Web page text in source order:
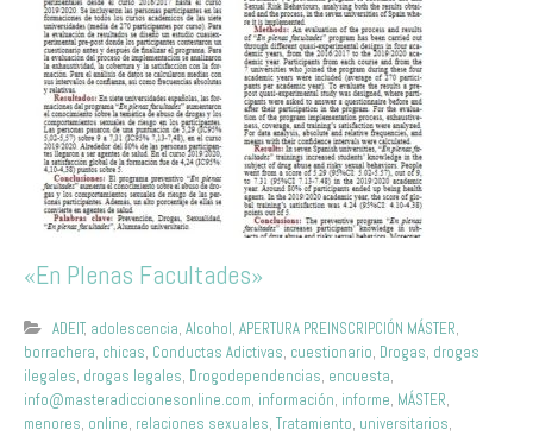
«En Plenas Facultades»
ADEIT, adolescencia, Alcohol, APERTURA PREINSCRIPCIÓN MÁSTER,
borrachera, chicas, Conductas Adictivas, cuestionario, Drogas, drogas
ilegales, drogas legales, Drogodependencias, encuesta,
info@masteradiccionesonline.com, información, informe, MÁSTER,
menores, online, relaciones sexuales, Tratamiento, universitarios,